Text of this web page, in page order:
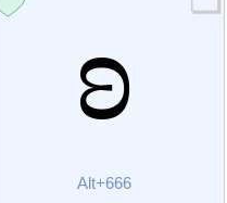
ʚ
Alt+666